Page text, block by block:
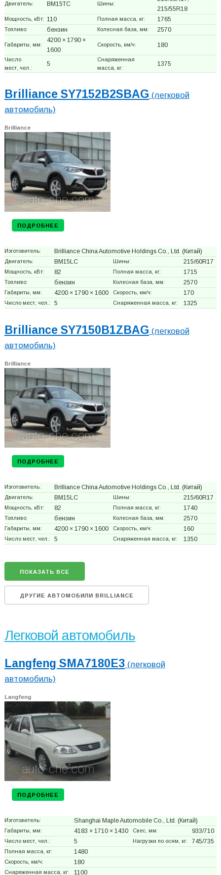
Двигатель: BM15TC Шины:
215/55R18
Мощность, кВт: 110 Полная масса, кг: 1765
Топливо: бензин Колесная база, мм: 2570
Габариты, мм:
4200 × 1790 ×
1600
Скорость, км/ч: 180
Число
мест, чел.:
5
Снаряженная
масса, кг:
1375
Brilliance SY7152B2SBAG (легковой
автомобиль)
Brilliance
ПОДРОБНЕЕ
Изготовитель: Brilliance China Automotive Holdings Co., Ltd. (Китай)
Двигатель: BM15LC Шины: 215/60R17
Мощность, кВт: 82 Полная масса, кг: 1715
Топливо: бензин Колесная база, мм: 2570
Габариты, мм: 4200 × 1790 × 1600 Скорость, км/ч: 170
Число мест, чел.: 5 Снаряженная масса, кг: 1325
Brilliance SY7150B1ZBAG (легковой
автомобиль)
Brilliance
ПОДРОБНЕЕ
Изготовитель: Brilliance China Automotive Holdings Co., Ltd. (Китай)
Двигатель: BM15LC Шины: 215/60R17
Мощность, кВт: 82 Полная масса, кг: 1740
Топливо: бензин Колесная база, мм: 2570
Габариты, мм: 4200 × 1790 × 1600 Скорость, км/ч: 160
Число мест, чел.: 5 Снаряженная масса, кг: 1350
ПОКАЗАТЬ ВСЕ
ДРУГИЕ АВТОМОБИЛИ BRILLIANCE
Легковой автомобиль
Langfeng SMA7180E3(легковой
автомобиль)
Langfeng
ПОДРОБНЕЕ
Изготовитель: Shanghai Maple Automobile Co., Ltd. (Китай)
Габариты, мм: 4183 × 1710 × 1430 Свес, мм: 933/710
Число мест, чел.: 5 Нагрузки по осям, кг: 745/735
Полная масса, кг: 1480
Скорость, км/ч: 180
Снаряженная масса, кг: 1100